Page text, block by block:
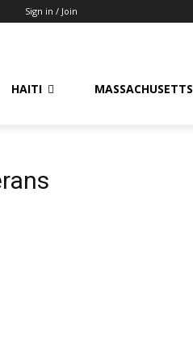
Sign in / Join
HAITI MASSACHUSETTS